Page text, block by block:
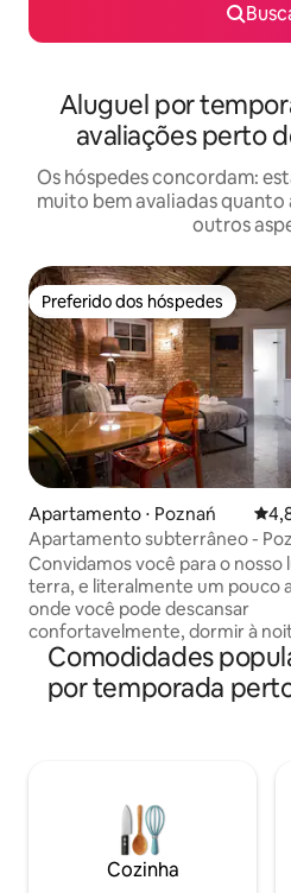
Aluguel por
avaliações perto
Os hóspedes concordam:
muito bem avaliadas
outros
Preferido dos hóspedes
Preferido dos hóspedes
Apartamento ⋅ Poznań
Apartamento subterrâneo -
Cidade Velha
Convidamos você para o nosso
terra, e literalmente um pouco
onde você pode descansar
confortavelmente, dormir à
durante o dia, se quiser.
apartamento confortável,
banho relaxante, cama
a entrada de luz solar, por isso
recomendamos o nosso
para estadias mais longas e para
que sofrem de claustrofobia. O
Comodidades
por temporada
Cozinha